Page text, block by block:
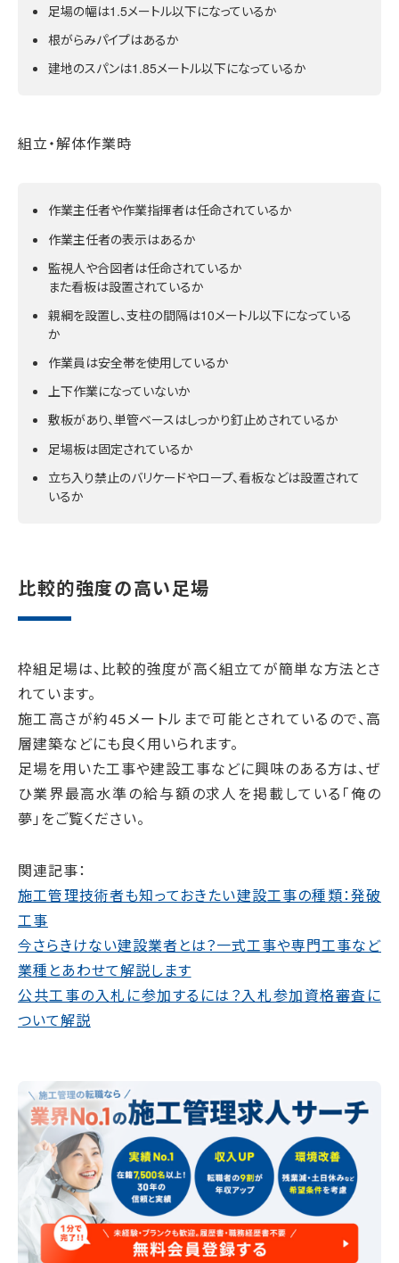
足場の幅は1.5メートル以下になっているか
根がらみパイプはあるか
建地のスパンは1.85メートル以下になっているか
組立・解体作業時
作業主任者や作業指揮者は任命されているか
作業主任者の表示はあるか
監視人や合図者は任命されているか
また看板は設置されているか
親綱を設置し、支柱の間隔は10メートル以下になっている
か
作業員は安全帯を使用しているか
上下作業になっていないか
敷板があり、単管ベースはしっかり釘止めされているか
足場板は固定されているか
立ち入り禁止のバリケードやロープ、看板などは設置されて
いるか
比較的強度の高い足場
枠組足場は、比較的強度が高く組立てが簡単な方法とさ
れています。
施工高さが約45メートルまで可能とされているので、高
層建築などにも良く用いられます。
足場を用いた工事や建設工事などに興味のある方は、ぜ
ひ業界最高水準の給与額の求人を掲載している「俺の
夢」をご覧ください。
関連記事：
施工管理技術者も知っておきたい建設工事の種類：発破
工事
今さらきけない建設業者とは？一式工事や専門工事など
業種とあわせて解説します
公共工事の入札に参加するには？入札参加資格審査に
ついて解説